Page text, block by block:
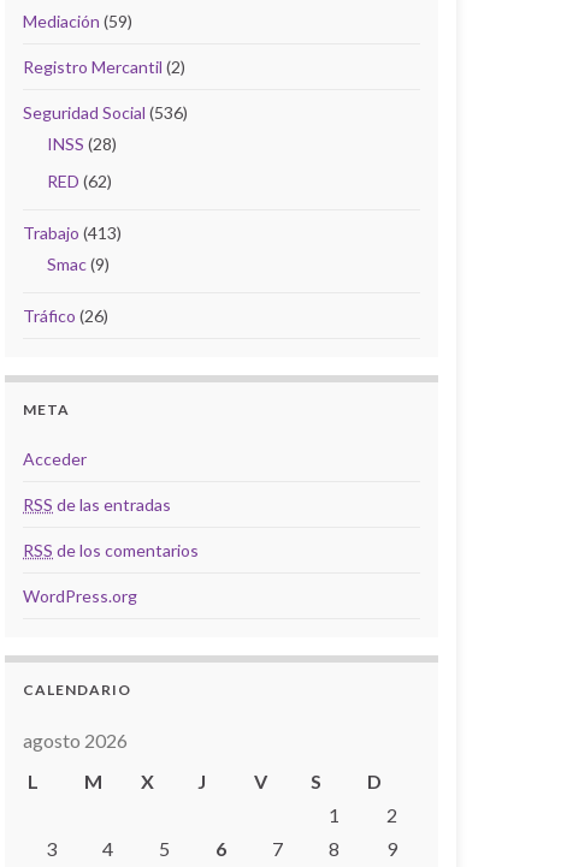
Mediación (59)
Registro Mercantil (2)
Seguridad Social (536)
INSS (28)
RED (62)
Trabajo (413)
Smac(9)
Tráfico (26)
META
Acceder
RSS de las entradas
RSS de los comentarios
WordPress.org
CALENDARIO
agosto 2026
L
M X J V S
D
1
2
3
4 5 6 7 8 9